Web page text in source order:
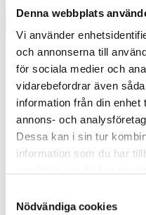
Denna webbplats
Vi använder
och annonserna till
för sociala medier och
vidarebefordrar även
information från din
annons- och
Dessa kan i sin tur
information som du har
Nödvändiga cookies
Tillverkningsvara